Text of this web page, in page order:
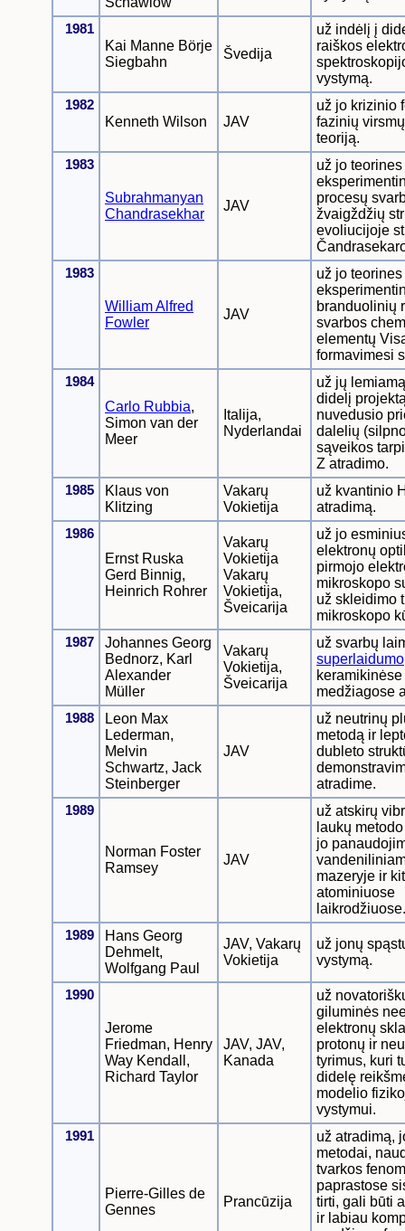
1981
Kai Manne Börje
Siegbahn
Švedija
už indėlį į
raiškos
vystymą.
1982
Kenneth Wilson JAV
už jo krizinio
fazinių
teoriją.
1983
Subrahmanyan
Chandrasekhar
JAV
už jo teorines
procesų
žvaigždžių
evoliucijoje
1983
William Alfred
Fowler
JAV
už jo teorines
branduolinių
svarbos
elementų
formavimesi
1984
Carlo Rubbia,
Simon van der
Meer
Italija,
Nyderlandai
už jų
didelį
nuvedusio
dalelių
sąveikos
Z atradimo.
1985
Klaus von
Klitzing
Vakarų
Vokietija
už kvantinio
atradimą.
1986
Ernst Ruska
Gerd Binnig,
Heinrich Rohrer
Vakarų
Vokietija
Vakarų
Vokietija,
Šveicarija
už jo
elektronų
pirmojo
mikroskopo
už skleidimo
mikroskopo
1987
Johannes Georg
Bednorz, Karl
Alexander
Müller
Vakarų
Vokietija,
Šveicarija
už svarbų
superlaidumo
keramikinėse
medžiagose
1988
Leon Max
Lederman,
Melvin
Schwartz, Jack
Steinberger
JAV
už neutrinų
metodą ir
dubleto
atradime.
1989
Norman Foster
Ramsey
JAV
už atskirų
laukų
jo
mazeryje ir
atominiuose
laikrodžiuose.
1989
Hans Georg
Dehmelt,
Wolfgang Paul
JAV, Vakarų
Vokietija
už jonų
vystymą.
1990
Jerome
Friedman, Henry
Way Kendall,
Richard Taylor
JAV, JAV,
Kanada
už
giluminės
elektronų
protonų ir
tyrimus, kuri
didelę
modelio
vystymui.
1991
Pierre-Gilles de
Gennes
Prancūzija
už atradimą,
metodai,
tvarkos
paprastose
tirti, gali būti
ir labiau